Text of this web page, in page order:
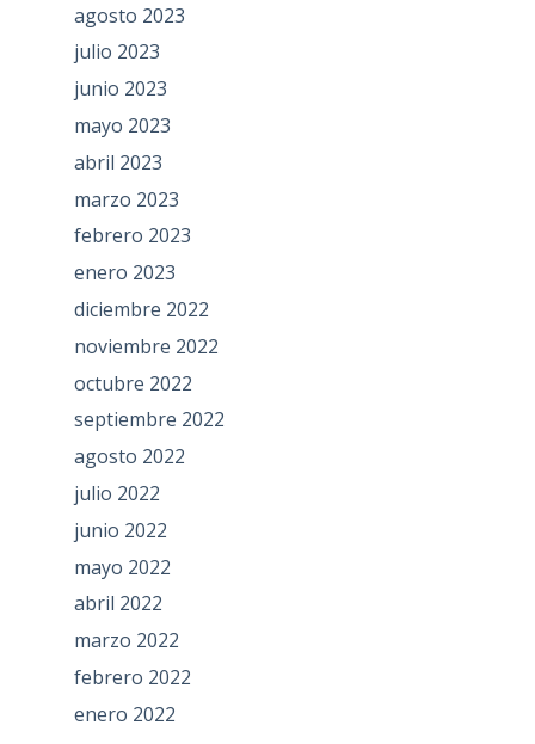
agosto 2023
julio 2023
junio 2023
mayo 2023
abril 2023
marzo 2023
febrero 2023
enero 2023
diciembre 2022
noviembre 2022
octubre 2022
septiembre 2022
agosto 2022
julio 2022
junio 2022
mayo 2022
abril 2022
marzo 2022
febrero 2022
enero 2022